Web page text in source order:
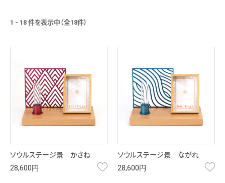
1 - 18 件を表示中（全18件）
ソウルステージ景 かさね
28,600円
お気に入り
ソウルステージ景 ながれ
28,600円